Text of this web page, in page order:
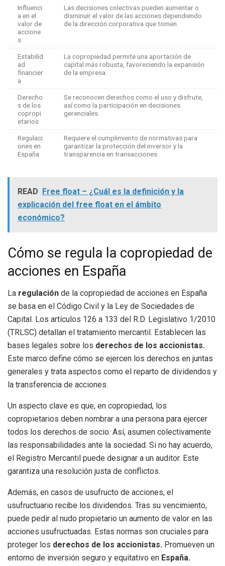
Influenci
a en el
valor de
accione
s
Las decisiones colectivas pueden aumentar o
disminuir el valor de las acciones dependiendo
de la dirección corporativa que tomen.
Estabilid
ad
financier
a
La copropiedad permite una aportación de
capital más robusta, favoreciendo la expansión
de la empresa.
Derecho
s de los
copropi
etarios
Se reconocen derechos como el uso y disfrute,
así como la participación en decisiones
gerenciales.
Regulaci
ones en
España
Requiere el cumplimiento de normativas para
garantizar la protección del inversor y la
transparencia en transacciones.
READ Free float – ¿Cuál es la definición y la
explicación del free float en el ámbito
económico?
Cómo se regula la copropiedad de
acciones en España
La regulación de la copropiedad de acciones en España
se basa en el Código Civil y la Ley de Sociedades de
Capital. Los artículos 126 a 133 del R.D. Legislativo 1/2010
(TRLSC) detallan el tratamiento mercantil. Establecen las
bases legales sobre los derechos de los accionistas.
Este marco define cómo se ejercen los derechos en juntas
generales y trata aspectos como el reparto de dividendos y
la transferencia de acciones.
Un aspecto clave es que, en copropiedad, los
copropietarios deben nombrar a una persona para ejercer
todos los derechos de socio. Así, asumen colectivamente
las responsabilidades ante la sociedad. Si no hay acuerdo,
el Registro Mercantil puede designar a un auditor. Este
garantiza una resolución justa de conflictos.
Además, en casos de usufructo de acciones, el
usufructuario recibe los dividendos. Tras su vencimiento,
puede pedir al nudo propietario un aumento de valor en las
acciones usufructuadas. Estas normas son cruciales para
proteger los derechos de los accionistas. Promueven un
entorno de inversión seguro y equitativo en España.